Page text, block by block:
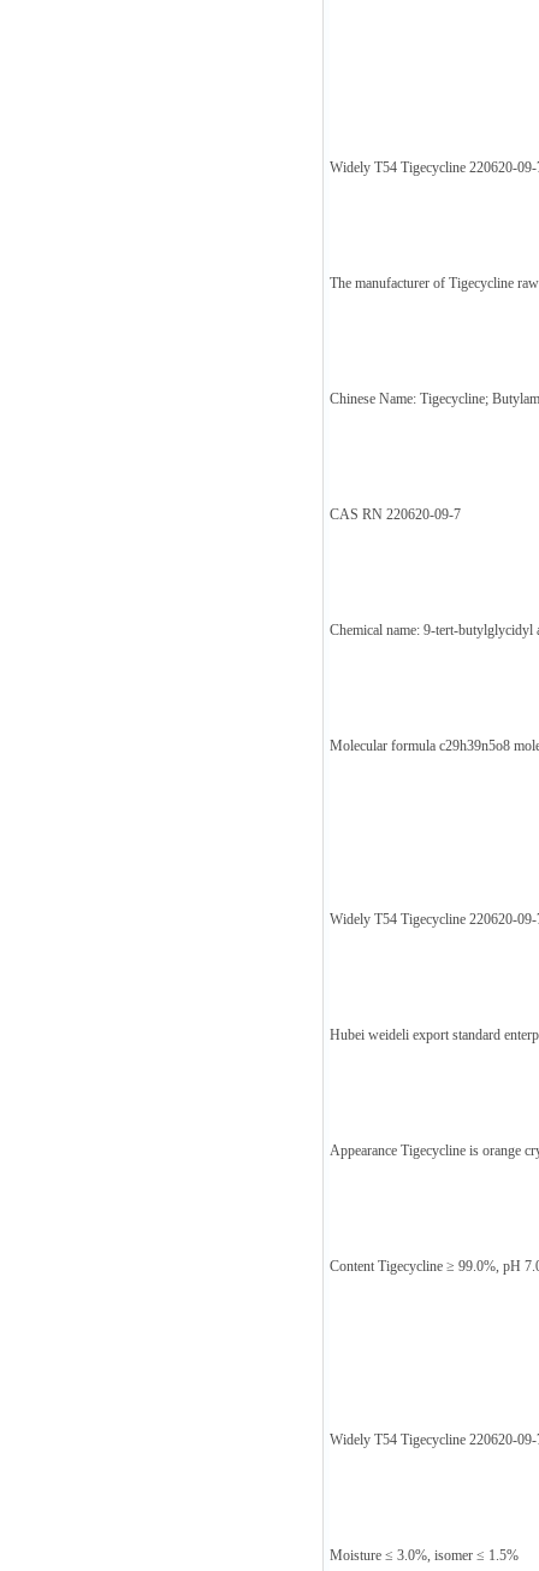
Widely T54 Tigecycline 220620-09-
The manufacturer of Tigecycline
Chinese Name: Tigecycline;
CAS RN 220620-09-7
Chemical name: 9-tert-butylglycidyl
Molecular formula c29h39n5o8
Widely T54 Tigecycline 220620-09-
Hubei weideli export standard
Appearance Tigecycline is orange
Content Tigecycline ≥ 99.0%, pH
Widely T54 Tigecycline 220620-09-
Moisture ≤ 3.0%, isomer ≤ 1.5%